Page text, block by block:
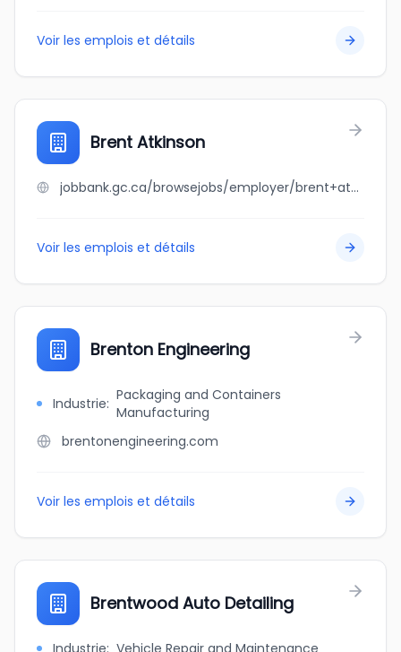
Voir les emplois et détails
Brent Atkinson
jobbank.gc.ca/browsejobs/employer/brent+atkinson/ca
Voir les emplois et détails
Brenton Engineering
Industrie: Packaging and Containers
Manufacturing
brentonengineering.com
Voir les emplois et détails
Brentwood Auto Detailing
Industrie: Vehicle Repair and Maintenance